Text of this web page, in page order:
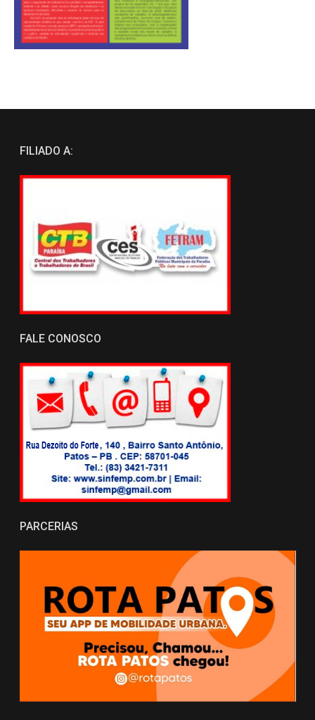
FILIADO A:
FALE CONOSCO
PARCERIAS